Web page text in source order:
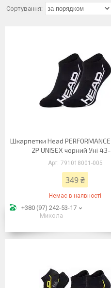
Шкарпетки Head PERFORMANCE
2P UNISEX чорний Уні
791018001-005
349 ₴
Немає в наявності
+380 (97) 242-53-17
Микола